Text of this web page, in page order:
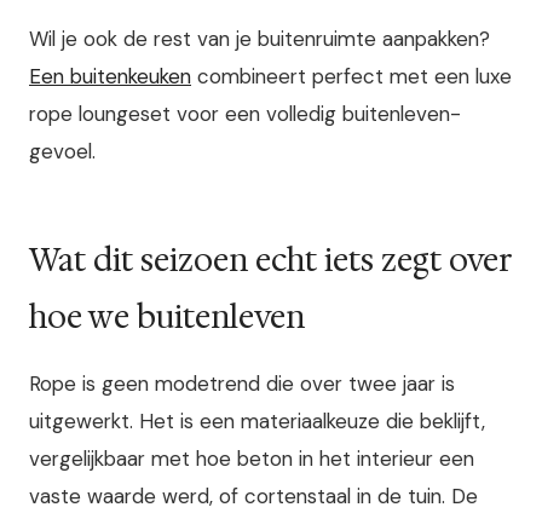
Wil je ook de rest van je buitenruimte aanpakken?
Een buitenkeuken combineert perfect met een luxe
rope loungeset voor een volledig buitenleven-
gevoel.
Wat dit seizoen echt iets zegt over
hoe we buitenleven
Rope is geen modetrend die over twee jaar is
uitgewerkt. Het is een materiaalkeuze die beklijft,
vergelijkbaar met hoe beton in het interieur een
vaste waarde werd, of cortenstaal in de tuin. De